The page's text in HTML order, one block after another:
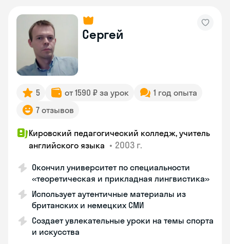
Сергей
5 от 1590 ₽ за урок
1 год опыта
7 отзывов
Кировский педагогический колледж, учитель
английского языка • 2003 г.
Окончил университет по специальности
«теоретическая и прикладная лингвистика»
Использует аутентичные материалы из
британских и немецких СМИ
Создает увлекательные уроки на темы спорта
и искусства